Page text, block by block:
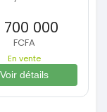
700 000
FCFA
En vente
Voir détails